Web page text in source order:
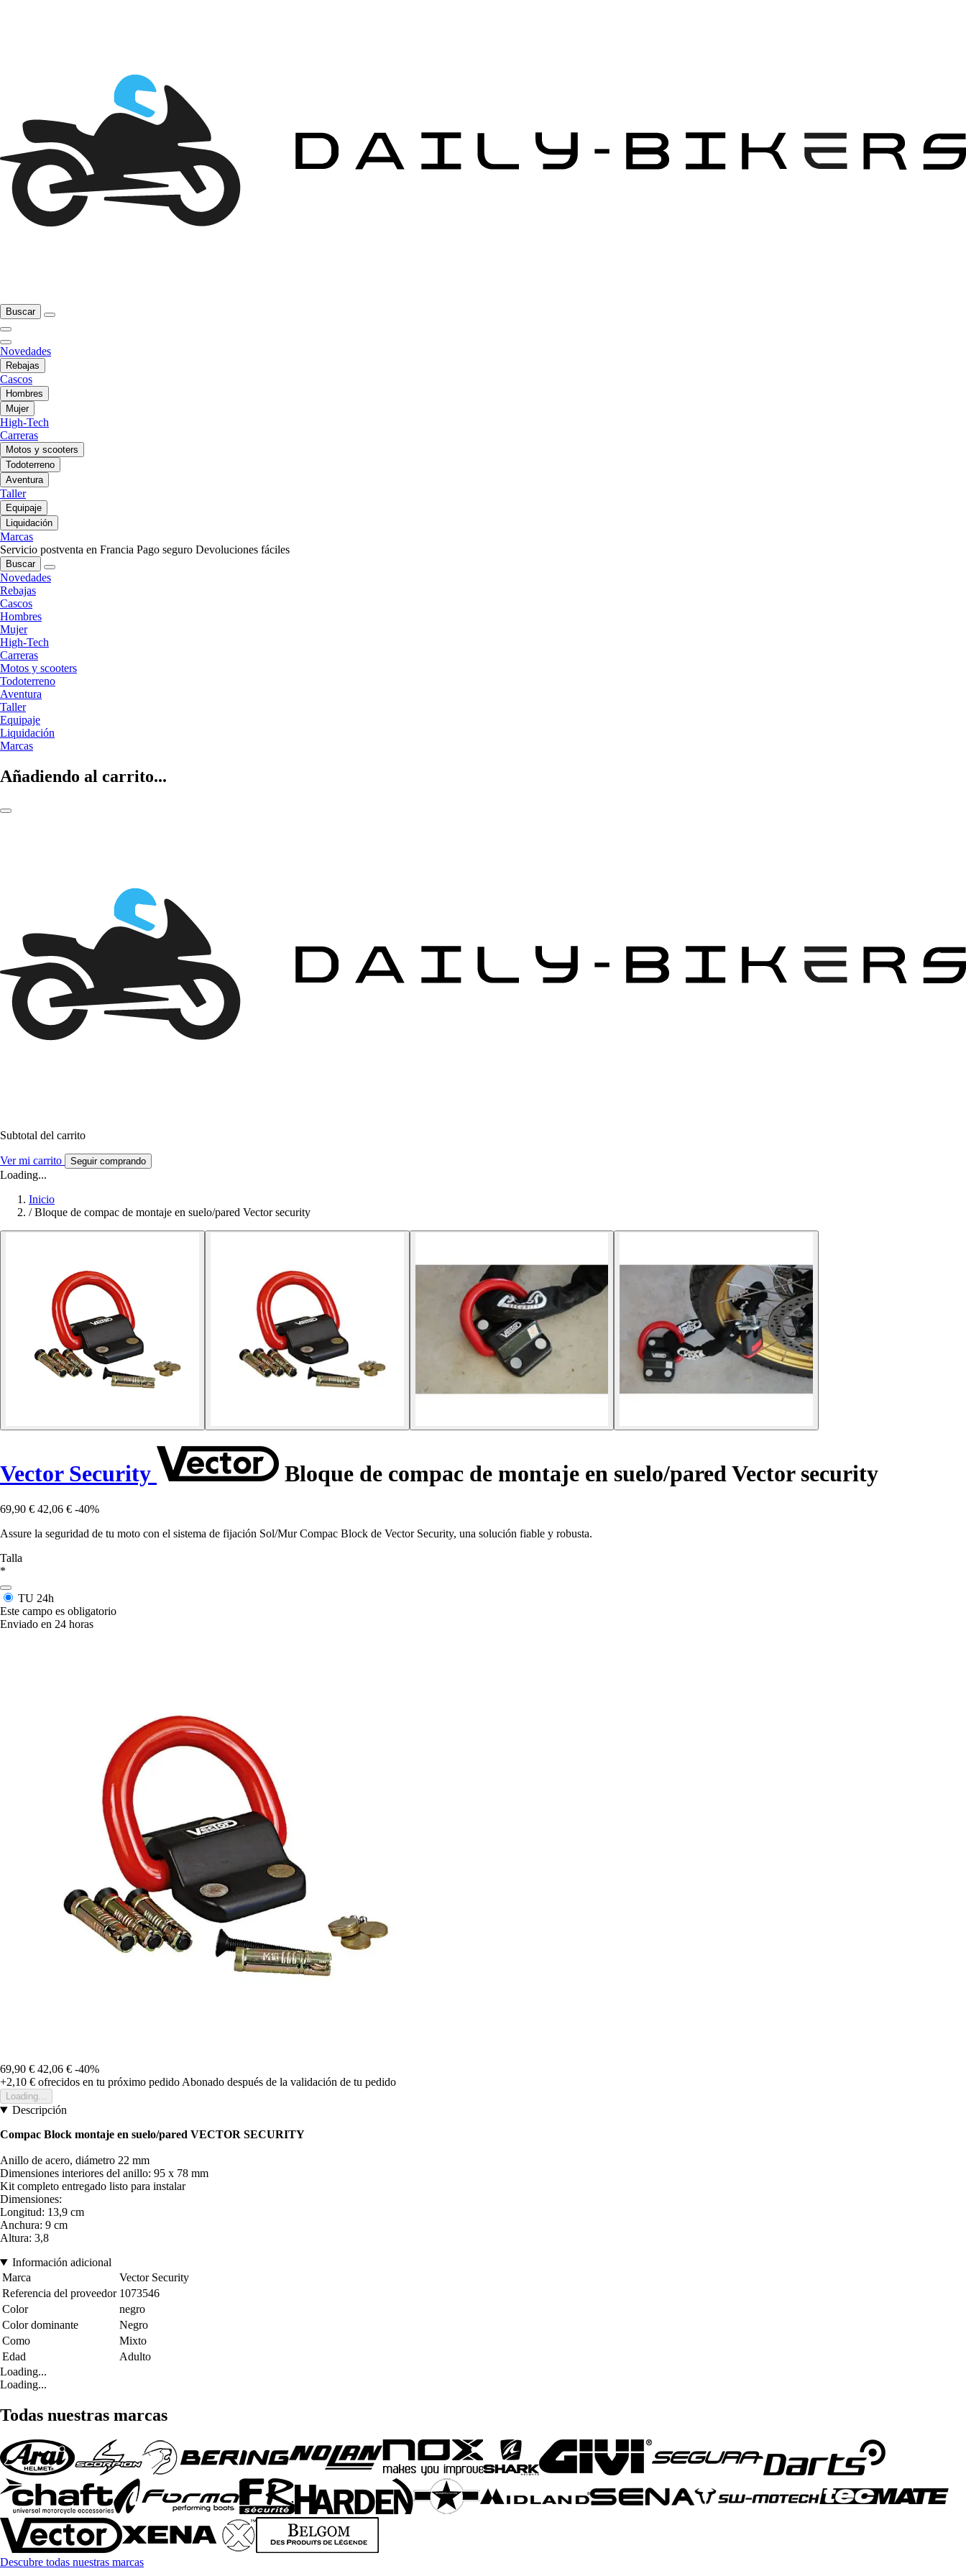
Buscar
Novedades
Rebajas
Cascos
Hombres
Mujer
High-Tech
Carreras
Motos y scooters
Todoterreno
Aventura
Taller
Equipaje
Liquidación
Marcas
Servicio postventa en Francia Pago seguro Devoluciones fáciles
Buscar
Novedades
Rebajas
Cascos
Hombres
Mujer
High-Tech
Carreras
Motos y scooters
Todoterreno
Aventura
Taller
Equipaje
Liquidación
Marcas
Añadiendo al carrito...
Subtotal del carrito
Ver mi carrito Seguir comprando
Loading...
Inicio
/ Bloque de compac de montaje en suelo/pared Vector security
Vector Security Bloque de compac de montaje en suelo/pared Vector security
69,90 € 42,06 € -40%
Assure la seguridad de tu moto con el sistema de fijación Sol/Mur Compac Block de Vector Security, una solución fiable y robusta.
Talla
*
TU 24h
Este campo es obligatorio
Enviado en 24 horas
69,90 € 42,06 € -40%
+2,10 € ofrecidos en tu próximo pedido Abonado después de la validación de tu pedido
Loading...
Descripción
Compac Block montaje en suelo/pared VECTOR SECURITY
Anillo de acero, diámetro 22 mm
Dimensiones interiores del anillo: 95 x 78 mm
Kit completo entregado listo para instalar
Dimensiones:
Longitud: 13,9 cm
Anchura: 9 cm
Altura: 3,8
Información adicional
Marca
Vector Security
Referencia del proveedor 1073546
Color
negro
Color dominante
Negro
Como
Mixto
Edad
Adulto
Loading...
Loading...
Todas nuestras marcas
Descubre todas nuestras marcas